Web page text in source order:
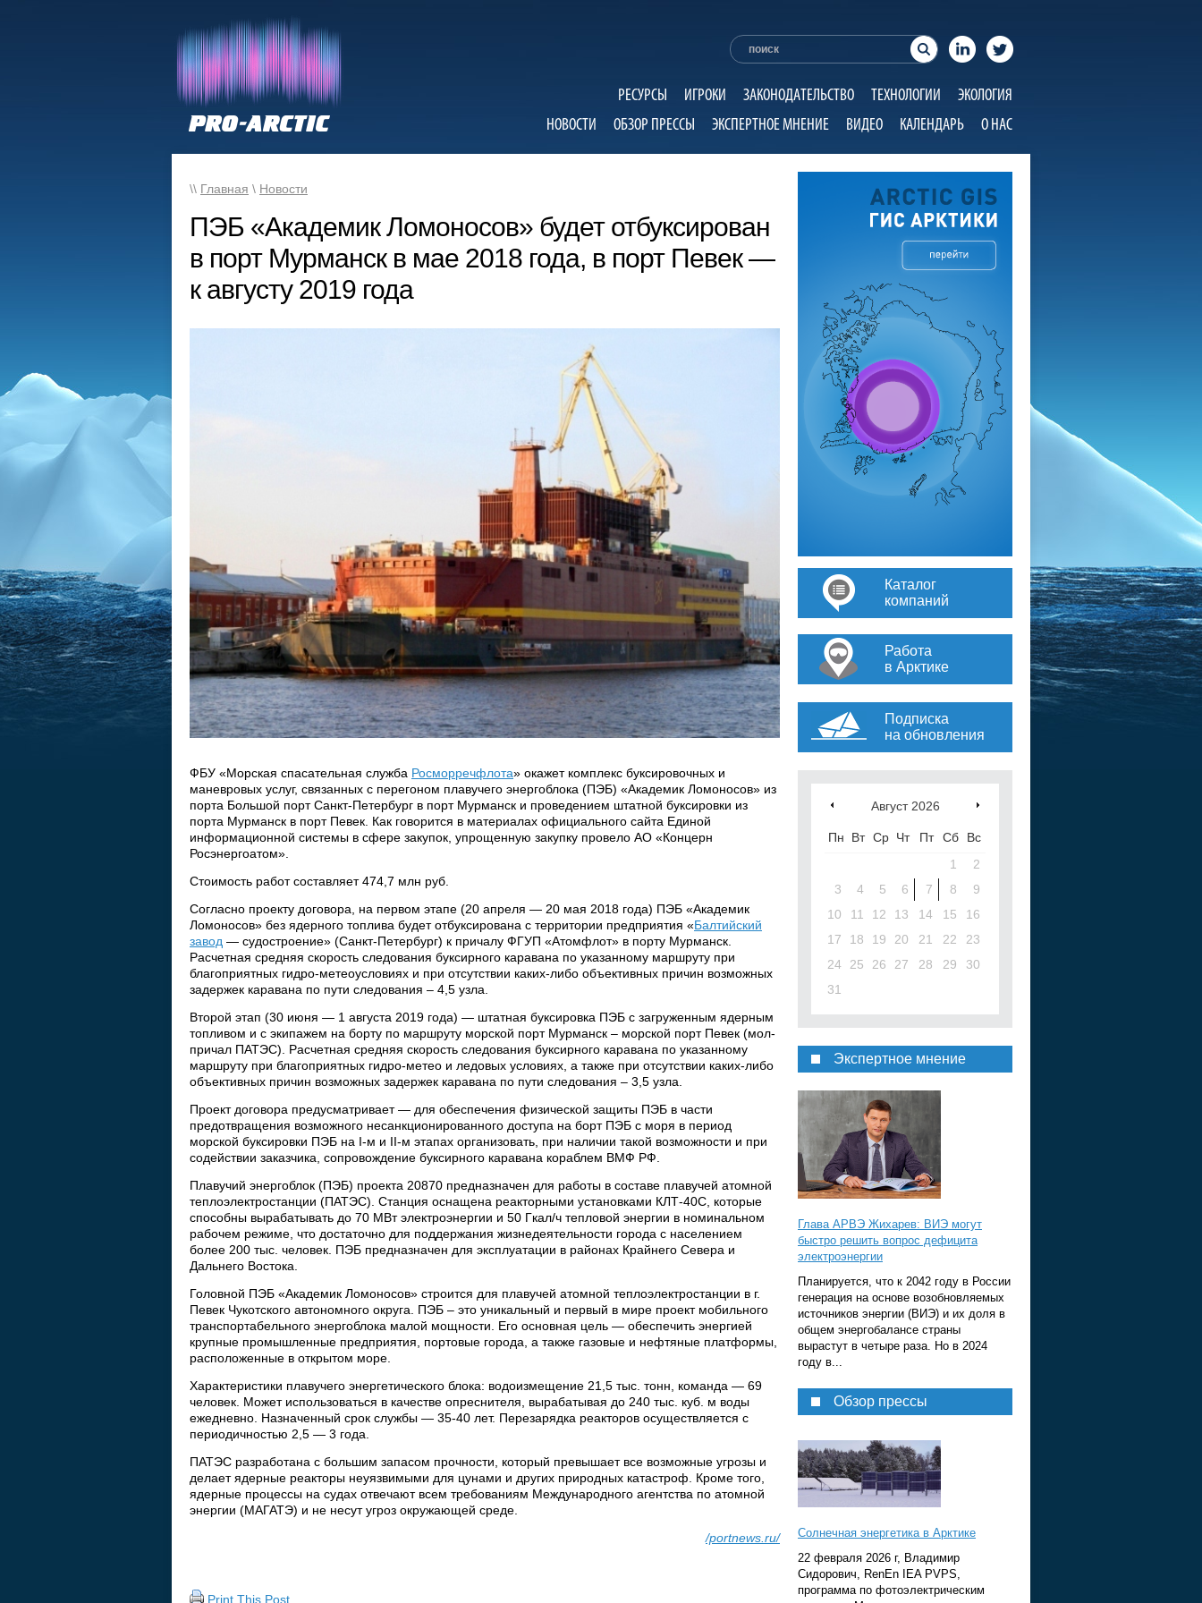
РЕСУРСЫ ИГРОКИ ЗАКОНОДАТЕЛЬСТВО ТЕХНОЛОГИИ
ЭКОЛОГИЯ
НОВОСТИ
ОБЗОР ПРЕССЫ ЭКСПЕРТНОЕ МНЕНИЕ ВИДЕО КАЛЕНДАРЬ О НАС
\\ Главная \ Новости
ПЭБ «Академик Ломоносов» будет отбуксирован
в порт Мурманск в мае 2018 года, в порт Певек —
к августу 2019 года
ФБУ «Морская спасательная служба Росморречфлота» окажет комплекс буксировочных и
маневровых услуг, связанных с перегоном плавучего энергоблока (ПЭБ) «Академик Ломоносов» из
порта Большой порт Санкт-Петербург в порт Мурманск и проведением штатной буксировки из
порта Мурманск в порт Певек. Как говорится в материалах официального сайта Единой
информационной системы в сфере закупок, упрощенную закупку провело АО «Концерн
Росэнергоатом».
Стоимость работ составляет 474,7 млн руб.
Согласно проекту договора, на первом этапе (20 апреля — 20 мая 2018 года) ПЭБ «Академик
Ломоносов» без ядерного топлива будет отбуксирована с территории предприятия «Балтийский
завод — судостроение» (Санкт-Петербург) к причалу ФГУП «Атомфлот» в порту Мурманск.
Расчетная средняя скорость следования буксирного каравана по указанному маршруту при
благоприятных гидро-метеоусловиях и при отсутствии каких-либо объективных причин возможных
задержек каравана по пути следования – 4,5 узла.
Второй этап (30 июня — 1 августа 2019 года) — штатная буксировка ПЭБ с загруженным ядерным
топливом и с экипажем на борту по маршруту морской порт Мурманск – морской порт Певек (мол-
причал ПАТЭС). Расчетная средняя скорость следования буксирного каравана по указанному
маршруту при благоприятных гидро-метео и ледовых условиях, а также при отсутствии каких-либо
объективных причин возможных задержек каравана по пути следования – 3,5 узла.
Проект договора предусматривает — для обеспечения физической защиты ПЭБ в части
предотвращения возможного несанкционированного доступа на борт ПЭБ с моря в период
морской буксировки ПЭБ на I-м и II-м этапах организовать, при наличии такой возможности и при
содействии заказчика, сопровождение буксирного каравана кораблем ВМФ РФ.
Плавучий энергоблок (ПЭБ) проекта 20870 предназначен для работы в составе плавучей атомной
теплоэлектростанции (ПАТЭС). Станция оснащена реакторными установками КЛТ-40С, которые
способны вырабатывать до 70 МВт электроэнергии и 50 Гкал/ч тепловой энергии в номинальном
рабочем режиме, что достаточно для поддержания жизнедеятельности города с населением
более 200 тыс. человек. ПЭБ предназначен для эксплуатации в районах Крайнего Севера и
Дальнего Востока.
Головной ПЭБ «Академик Ломоносов» строится для плавучей атомной теплоэлектростанции в г.
Певек Чукотского автономного округа. ПЭБ – это уникальный и первый в мире проект мобильного
транспортабельного энергоблока малой мощности. Его основная цель — обеспечить энергией
крупные промышленные предприятия, портовые города, а также газовые и нефтяные платформы,
расположенные в открытом море.
Характеристики плавучего энергетического блока: водоизмещение 21,5 тыс. тонн, команда — 69
человек. Может использоваться в качестве опреснителя, вырабатывая до 240 тыс. куб. м воды
ежедневно. Назначенный срок службы — 35-40 лет. Перезарядка реакторов осуществляется с
периодичностью 2,5 — 3 года.
ПАТЭС разработана с большим запасом прочности, который превышает все возможные угрозы и
делает ядерные реакторы неуязвимыми для цунами и других природных катастроф. Кроме того,
ядерные процессы на судах отвечают всем требованиям Международного агентства по атомной
энергии (МАГАТЭ) и не несут угроз окружающей среде.
/portnews.ru/
Print This Post
Каталог
компаний
Работа
в Арктике
Подписка
на обновления
Август 2026
Пн Вт Ср Чт Пт Сб
Вс
1
2
3
4 5 6 7 8
9
10
11 12 13 14 15
16
17
18 19 20 21 22
23
24
25 26 27 28 29
30
31
Экспертное мнение
Глава АРВЭ Жихарев: ВИЭ могут
быстро решить вопрос дефицита
электроэнергии
Планируется, что к 2042 году в России
генерация на основе возобновляемых
источников энергии (ВИЭ) и их доля в
общем энергобалансе страны
вырастут в четыре раза. Но в 2024
году в...
Обзор прессы
Солнечная энергетика в Арктике
22 февраля 2026 г, Владимир
Сидорович, RenEn IEA PVPS,
программа по фотоэлектрическим